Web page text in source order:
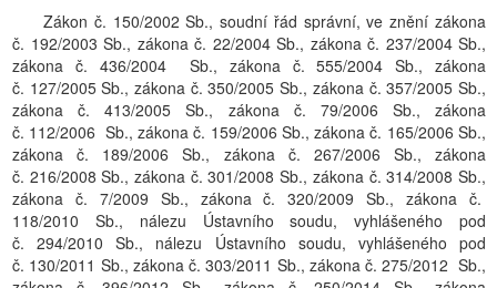
Zákon č. 150/2002 Sb., soudní řád správní, ve znění zákona
č. 192/2003 Sb., zákona č. 22/2004 Sb., zákona č. 237/2004 Sb.,
zákona č. 436/2004 Sb., zákona č. 555/2004 Sb., zákona
č. 127/2005 Sb., zákona č. 350/2005 Sb., zákona č. 357/2005 Sb.,
zákona č. 413/2005 Sb., zákona č. 79/2006 Sb., zákona
č. 112/2006 Sb., zákona č. 159/2006 Sb., zákona č. 165/2006 Sb.,
zákona č. 189/2006 Sb., zákona č. 267/2006 Sb., zákona
č. 216/2008 Sb., zákona č. 301/2008 Sb., zákona č. 314/2008 Sb.,
zákona č. 7/2009 Sb., zákona č. 320/2009 Sb., zákona č.
118/2010 Sb., nálezu Ústavního soudu, vyhlášeného pod
č. 294/2010 Sb., nálezu Ústavního soudu, vyhlášeného pod
č. 130/2011 Sb., zákona č. 303/2011 Sb., zákona č. 275/2012 Sb.,